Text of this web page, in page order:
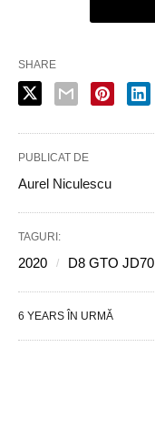
SHARE
PUBLICAT DE
Aurel Niculescu
TAGURI:
2020 D8 GTO JD70
6 YEARS ÎN URMĂ